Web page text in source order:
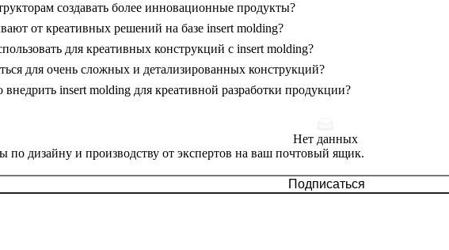
создавать более инновационные продукты?
от креативных решений на базе insert molding?
для креативных конструкций с insert molding?
для очень сложных и детализированных конструкций?
insert molding для креативной разработки продукции?
Нет данных
по дизайну и производству от экспертов на ваш почтовый ящик.
Подписаться